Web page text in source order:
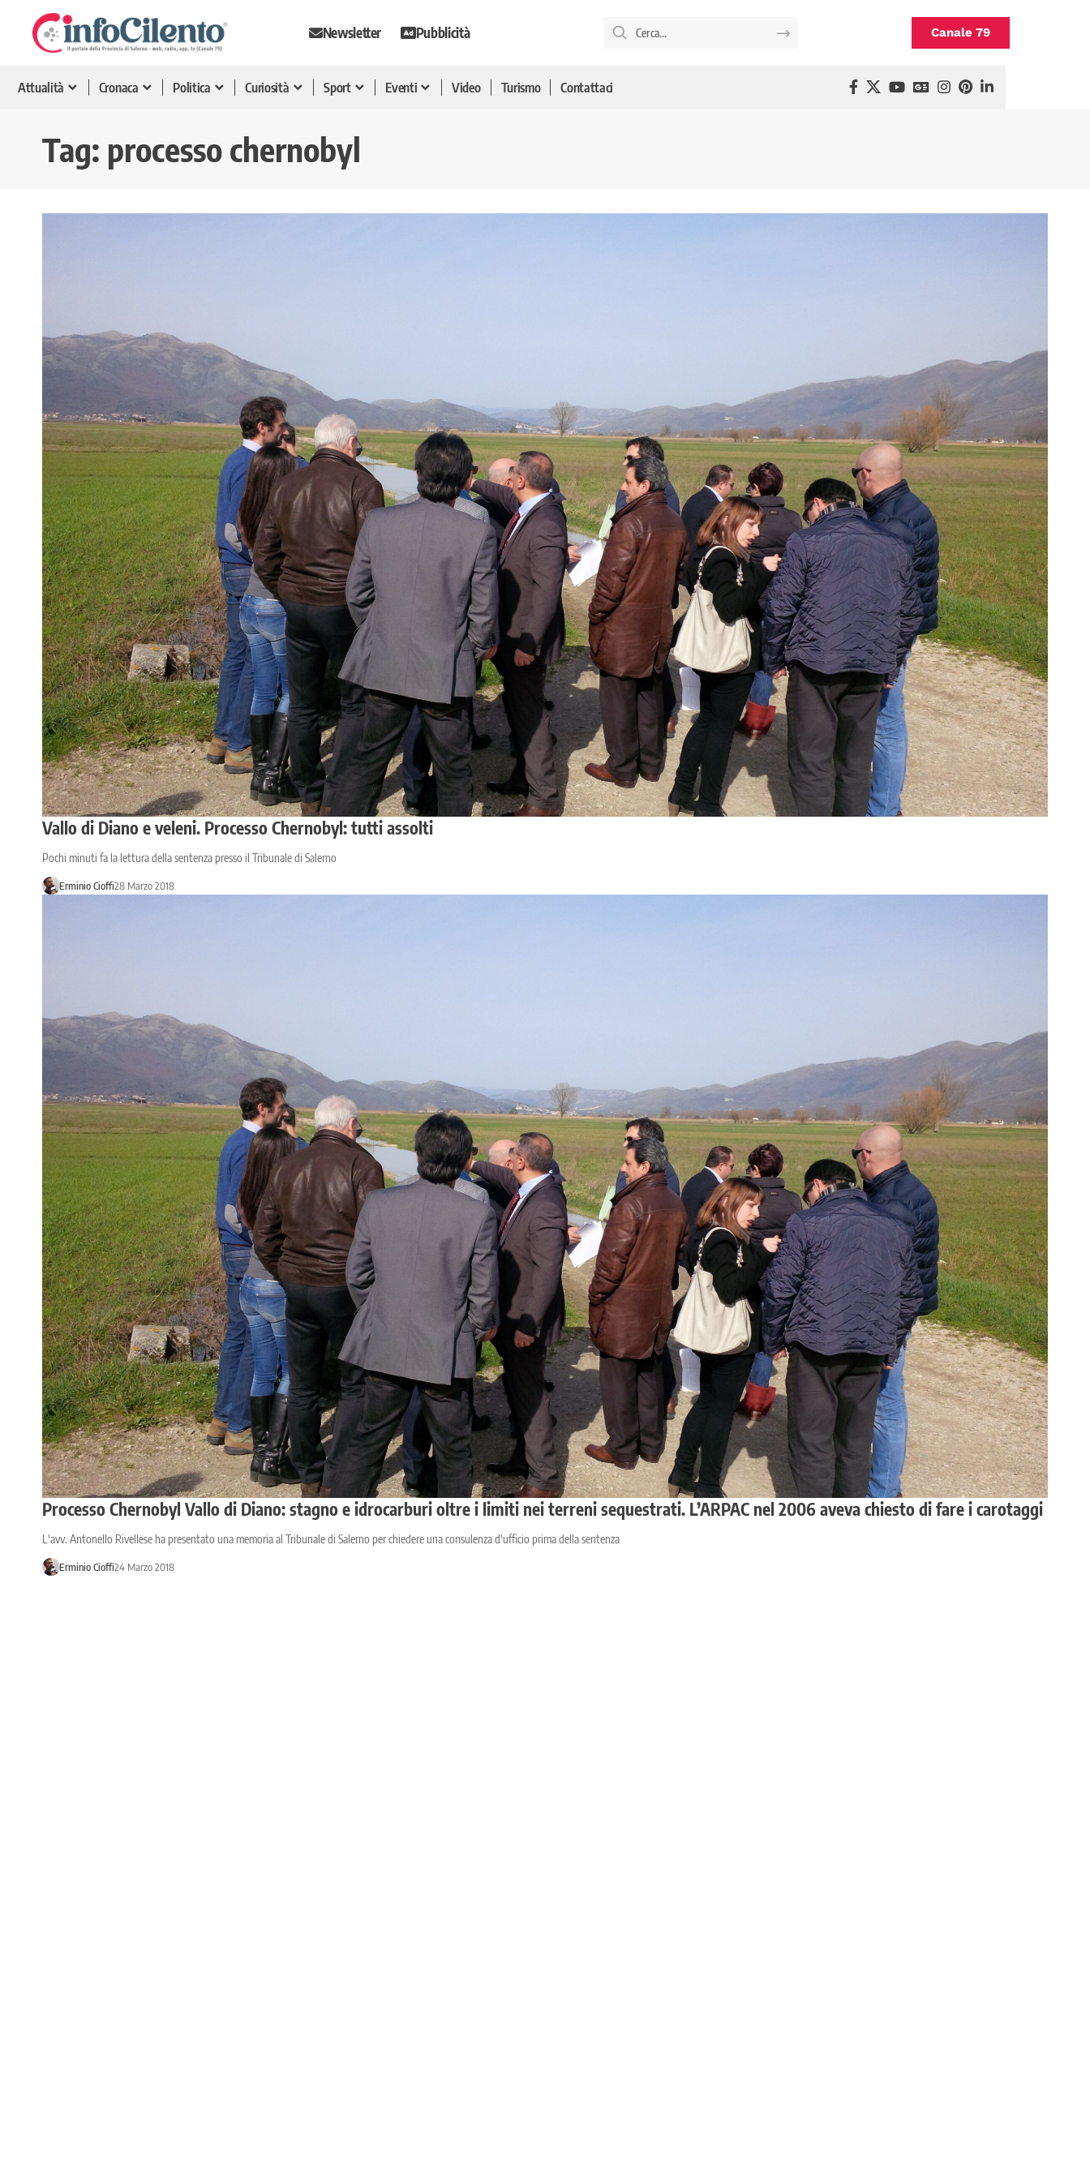
Newsletter Pubblicità Canale 79
Attualità Cronaca Politica Curiosità Sport Eventi Video Turismo Contattaci
Tag: processo chernobyl
Vallo di Diano e veleni. Processo Chernobyl: tutti assolti
Pochi minuti fa la lettura della sentenza presso il Tribunale di Salerno
Erminio Cioffi28 Marzo 2018
Processo Chernobyl Vallo di Diano: stagno e idrocarburi oltre i limiti nei terreni sequestrati. L’ARPAC nel 2006 aveva chiesto di fare i carotaggi
L'avv. Antonello Rivellese ha presentato una memoria al Tribunale di Salerno per chiedere una consulenza d'ufficio prima della sentenza
Erminio Cioffi24 Marzo 2018